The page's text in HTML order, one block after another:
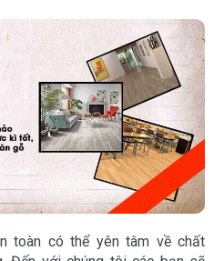
toàn có thể yên tâm về chất